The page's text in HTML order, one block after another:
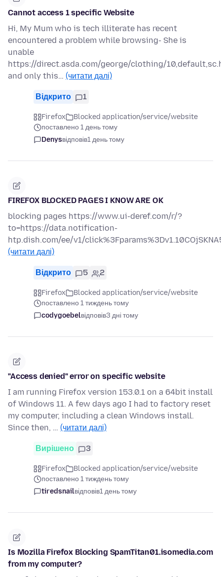
Cannot access 1 specific Website
Hi, My Mum who is tech illiterate has recent
encountered a problem while browsing- She is
unable
https://direct.asda.com/george/clothing/
and only this… (читати далі)
Відкрито 1
Firefox
Blocked application/service/website
поставлено 1 день тому
Denysвідповів1 день тому
FIREFOX BLOCKED PAGES I KNOW ARE OK
blocking pages https://www.ui-deref.com/r/?
to=https://data.notification-
htp.dish.com/ee/v1/
(читати далі)
Відкрито 5 2
Firefox
Blocked application/service/website
поставлено 1 тиждень тому
codygoebelвідповів3 дні тому
"Access denied" error on specific website
I am running Firefox version 153.0.1 on a 64bit install
of Windows 11. A few days ago I had to factory reset
my computer, including a clean Windows install.
Since then, … (читати далі)
Вирішено 3
Firefox
Blocked application/service/website
поставлено 1 тиждень тому
tiredsnailвідповів1 день тому
Is Mozilla Firefox Blocking SpamTitan01.isomedia.com
from my computer?